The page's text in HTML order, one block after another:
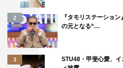
本作では、昨年暮れの制作発表
真とポスターの撮影を担当しま
人の女優さんたちのありのまま
心がけました。
2
『タモリステーショ
の元となる“…
3
STU48・甲斐心愛、